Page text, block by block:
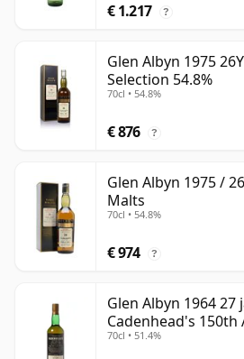
€ 1.217 ?
Glen Albyn 1975
Selection 54.8%
70cl • 54.8%
€ 876 ?
Glen Albyn 1975 /
Malts
70cl • 54.8%
€ 974 ?
Glen Albyn 1964 27
Cadenhead's 150th
Bottling
70cl • 51.4%